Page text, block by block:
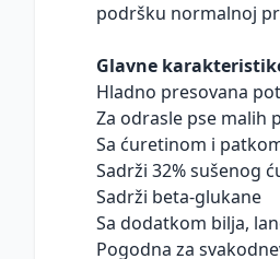
podršku normalnoj
Glavne
Hladno presovana
Za odrasle pse malih
Sa ćuretinom i
Sadrži 32% sušenog
Sadrži beta-glukane
Sa dodatkom bilja,
Pogodna za